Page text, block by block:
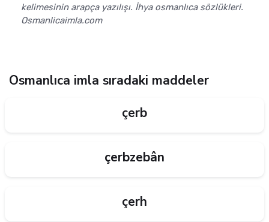
kelimesinin arapça yazılışı. İhya osmanlıca sözlükleri.
Osmanlicaimla.com
Osmanlıca imla sıradaki maddeler
çerb
çerbzebân
çerh